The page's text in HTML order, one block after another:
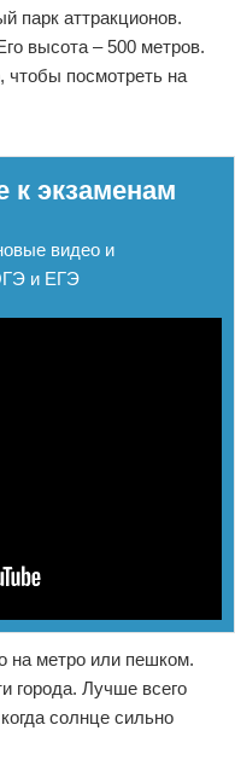
парк аттракционов.
высота – 500 метров.
чтобы посмотреть на
к экзаменам
видео и
и ЕГЭ
на метро или пешком.
города. Лучше всего
солнце сильно